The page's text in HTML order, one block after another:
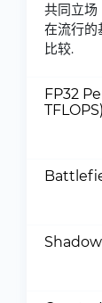
共同立
在流行的
比较.
FP32
TFLOPS)